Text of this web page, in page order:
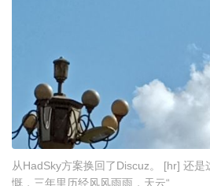
从HadSky方案换回了Discuz。 [hr] 还
慨，三年里历经风风雨雨，天云“ ...